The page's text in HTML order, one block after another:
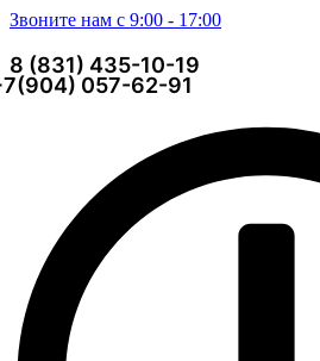
Звоните нам с 9:00 - 17:00
8 (831) 435-10-19
057-62-91